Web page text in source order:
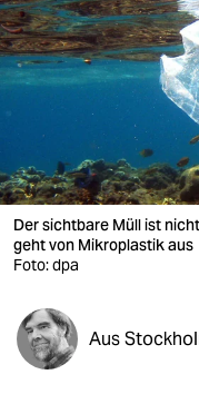
berlin
wahrheit
verlag
verlag
shop
fragen & hilfe
Der sichtbare Müll ist
geht von Mikroplastik aus
Foto: dpa
Aus